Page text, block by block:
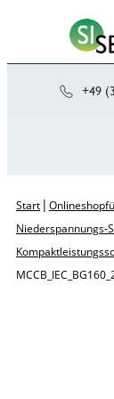
+49
Start | Onlineshop
Niederspannungs-